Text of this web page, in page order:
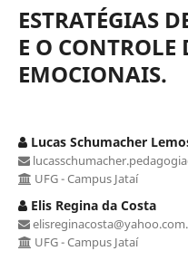
ESTRATÉGIAS
E O CONTROLE
EMOCIONAIS.
Lucas Schumacher
UFG - Campus Jataí
Elis Regina da Costa
UFG - Campus Jataí